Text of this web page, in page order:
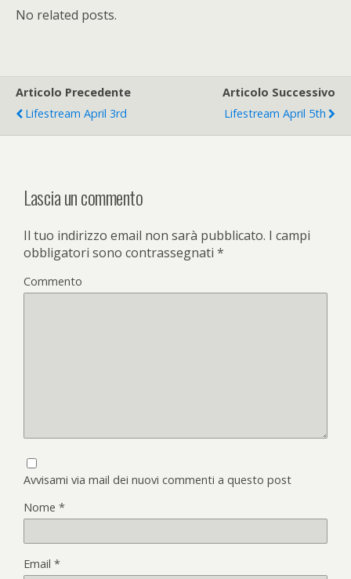
No related posts.
Articolo Precedente
Lifestream April 3rd
Articolo Successivo
Lifestream April 5th
Lascia un commento
Il tuo indirizzo email non sarà pubblicato. I campi
obbligatori sono contrassegnati *
Commento
Avvisami via mail dei nuovi commenti a questo post
Nome *
Email *